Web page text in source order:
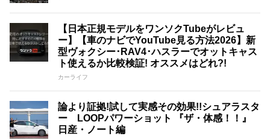
【日本正規モデルをワンソクTubeがレビュ
ー】【車のナビでYouTube見る方法2026】新
型ヴォクシー･RAV4･ハスラーでオットキャス
ト使えるか比較検証! オススメはどれ?!
カーライフ
論より証拠!試して実感その効果!!シュアラスタ
ー LOOPパワーショット 『ザ・体感！！』
日産・ノート編